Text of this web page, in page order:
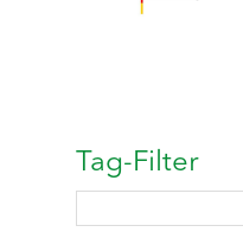
Tag-Filter